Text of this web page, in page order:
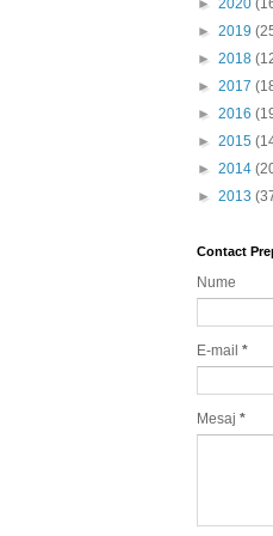
► 2020
► 2019
► 2018
► 2017
► 2016
► 2015
► 2014
► 2013
Contact
Nume
E-mail *
Mesaj *